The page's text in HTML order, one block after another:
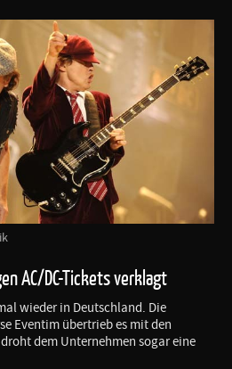
AC/DC-Tickets verklagt
wieder in Deutschland. Die
Eventim übertrieb es mit den
dem Unternehmen sogar eine